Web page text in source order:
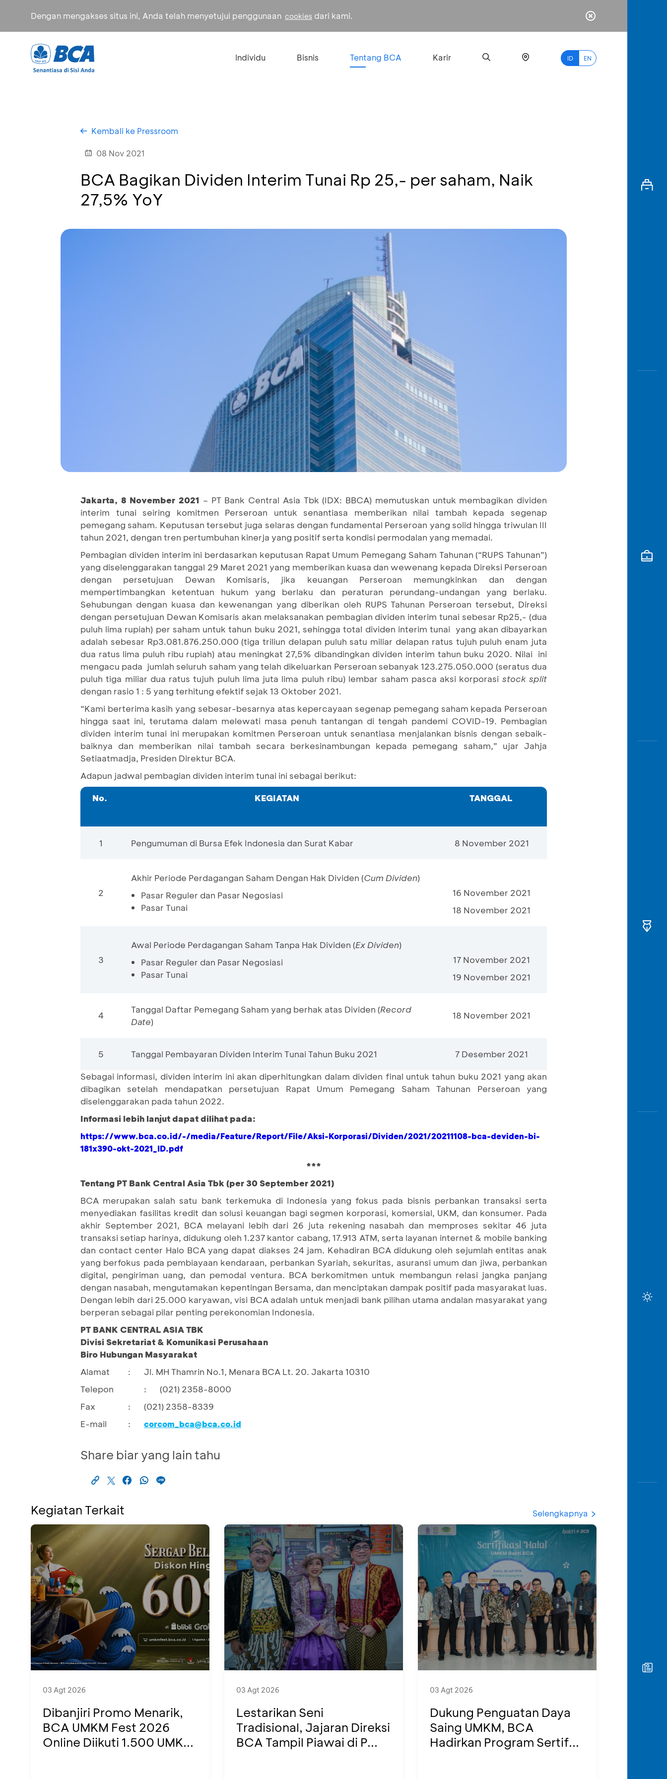
Dengan mengakses situs ini, Anda telah menyetujui penggunaan cookies dari kami.
Individu Bisnis Tentang BCA Karir ID EN
myBCA
Kembali ke Pressroom
08 Nov 2021
BCA Bagikan Dividen Interim Tunai Rp 25,- per saham, Naik
27,5% YoY
Jakarta, 8 November 2021 – PT Bank Central Asia Tbk (IDX: BBCA) memutuskan untuk membagikan dividen
interim tunai seiring komitmen Perseroan untuk senantiasa memberikan nilai tambah kepada segenap
pemegang saham. Keputusan tersebut juga selaras dengan fundamental Perseroan yang solid hingga triwulan III
tahun 2021, dengan tren pertumbuhan kinerja yang positif serta kondisi permodalan yang memadai.
Pembagian dividen interim ini berdasarkan keputusan Rapat Umum Pemegang Saham Tahunan (“RUPS Tahunan”)
yang diselenggarakan tanggal 29 Maret 2021 yang memberikan kuasa dan wewenang kepada Direksi Perseroan
dengan persetujuan Dewan Komisaris, jika keuangan Perseroan memungkinkan dan dengan
mempertimbangkan ketentuan hukum yang berlaku dan peraturan perundang-undangan yang berlaku.
Sehubungan dengan kuasa dan kewenangan yang diberikan oleh RUPS Tahunan Perseroan tersebut, Direksi
dengan persetujuan Dewan Komisaris akan melaksanakan pembagian dividen interim tunai sebesar Rp25,- (dua
puluh lima rupiah) per saham untuk tahun buku 2021, sehingga total dividen interim tunai yang akan dibayarkan
adalah sebesar Rp3.081.876.250.000 (tiga triliun delapan puluh satu miliar delapan ratus tujuh puluh enam juta
dua ratus lima puluh ribu rupiah) atau meningkat 27,5% dibandingkan dividen interim tahun buku 2020. Nilai ini
mengacu pada jumlah seluruh saham yang telah dikeluarkan Perseroan sebanyak 123.275.050.000 (seratus dua
puluh tiga miliar dua ratus tujuh puluh lima juta lima puluh ribu) lembar saham pasca aksi korporasi stock split
dengan rasio 1 : 5 yang terhitung efektif sejak 13 Oktober 2021.
“Kami berterima kasih yang sebesar-besarnya atas kepercayaan segenap pemegang saham kepada Perseroan
hingga saat ini, terutama dalam melewati masa penuh tantangan di tengah pandemi COVID-19. Pembagian
dividen interim tunai ini merupakan komitmen Perseroan untuk senantiasa menjalankan bisnis dengan sebaik-
baiknya dan memberikan nilai tambah secara berkesinambungan kepada pemegang saham,” ujar Jahja
Setiaatmadja, Presiden Direktur BCA.
Adapun jadwal pembagian dividen interim tunai ini sebagai berikut:
No. KEGIATAN TANGGAL
1 Pengumuman di Bursa Efek Indonesia dan Surat Kabar 8 November 2021
2
Akhir Periode Perdagangan Saham Dengan Hak Dividen (Cum Dividen)
Pasar Reguler dan Pasar Negosiasi
Pasar Tunai
16 November 2021
18 November 2021
3
Awal Periode Perdagangan Saham Tanpa Hak Dividen (Ex Dividen)
Pasar Reguler dan Pasar Negosiasi
Pasar Tunai
17 November 2021
19 November 2021
4
Tanggal Daftar Pemegang Saham yang berhak atas Dividen (Record
Date)
18 November 2021
5 Tanggal Pembayaran Dividen Interim Tunai Tahun Buku 2021 7 Desember 2021
Sebagai informasi, dividen interim ini akan diperhitungkan dalam dividen final untuk tahun buku 2021 yang akan
dibagikan setelah mendapatkan persetujuan Rapat Umum Pemegang Saham Tahunan Perseroan yang
diselenggarakan pada tahun 2022.
Informasi lebih lanjut dapat dilihat pada:
https://www.bca.co.id/-/media/Feature/Report/File/Aksi-Korporasi/Dividen/2021/20211108-bca-deviden-bi-
181x390-okt-2021_ID.pdf
***
Tentang PT Bank Central Asia Tbk (per 30 September 2021)
BCA merupakan salah satu bank terkemuka di Indonesia yang fokus pada bisnis perbankan transaksi serta
menyediakan fasilitas kredit dan solusi keuangan bagi segmen korporasi, komersial, UKM, dan konsumer. Pada
akhir September 2021, BCA melayani lebih dari 26 juta rekening nasabah dan memproses sekitar 46 juta
transaksi setiap harinya, didukung oleh 1.237 kantor cabang, 17.913 ATM, serta layanan internet & mobile banking
dan contact center Halo BCA yang dapat diakses 24 jam. Kehadiran BCA didukung oleh sejumlah entitas anak
yang berfokus pada pembiayaan kendaraan, perbankan Syariah, sekuritas, asuransi umum dan jiwa, perbankan
digital, pengiriman uang, dan pemodal ventura. BCA berkomitmen untuk membangun relasi jangka panjang
dengan nasabah, mengutamakan kepentingan Bersama, dan menciptakan dampak positif pada masyarakat luas.
Dengan lebih dari 25.000 karyawan, visi BCA adalah untuk menjadi bank pilihan utama andalan masyarakat yang
berperan sebagai pilar penting perekonomian Indonesia.
PT BANK CENTRAL ASIA TBK
Divisi Sekretariat & Komunikasi Perusahaan
Biro Hubungan Masyarakat
Alamat
:
Jl. MH Thamrin No.1, Menara BCA Lt. 20. Jakarta 10310
Telepon
:
(021) 2358-8000
Fax
:
(021) 2358-8339
E-mail
: corcom_bca@bca.co.id
Share biar yang lain tahu
Kegiatan Terkait Selengkapnya
03 Agt 2026
Dibanjiri Promo Menarik,
BCA UMKM Fest 2026
Online Diikuti 1.500 UMK...
03 Agt 2026
Lestarikan Seni
Tradisional, Jajaran Direksi
BCA Tampil Piawai di P...
03 Agt 2026
Dukung Penguatan Daya
Saing UMKM, BCA
Hadirkan Program Sertif...